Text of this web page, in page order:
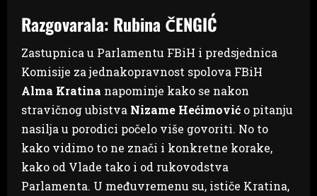
Razgovarala: Rubina ČENGIĆ
Zastupnica u Parlamentu FBiH i predsjednica
Komisije za jednakopravnost spolova FBiH
Alma Kratina napominje kako se nakon
stravičnog ubistva Nizame Hećimović o pitanju
nasilja u porodici počelo više govoriti. No to
kako vidimo to ne znači i konkretne korake,
kako od Vlade tako i od rukovodstva
Parlamenta. U međuvremenu su, ističe Kratina,